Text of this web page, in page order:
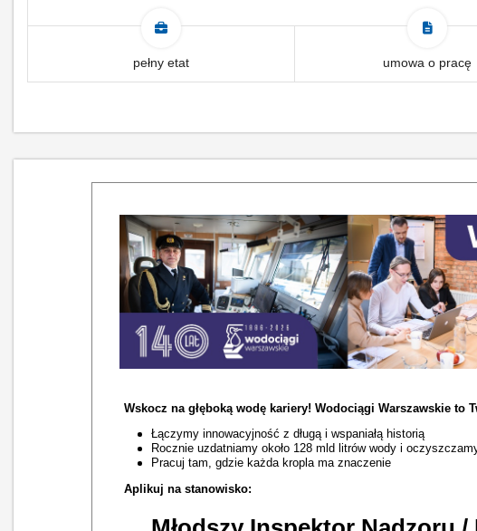
pełny etat umowa o pracę
Wskocz na głęboką wodę kariery! Wodociągi Warszawskie to
Łączymy innowacyjność z długą i wspaniałą historią
Rocznie uzdatniamy około 128 mld litrów wody i
Pracuj tam, gdzie każda kropla ma znaczenie
Aplikuj na stanowisko: